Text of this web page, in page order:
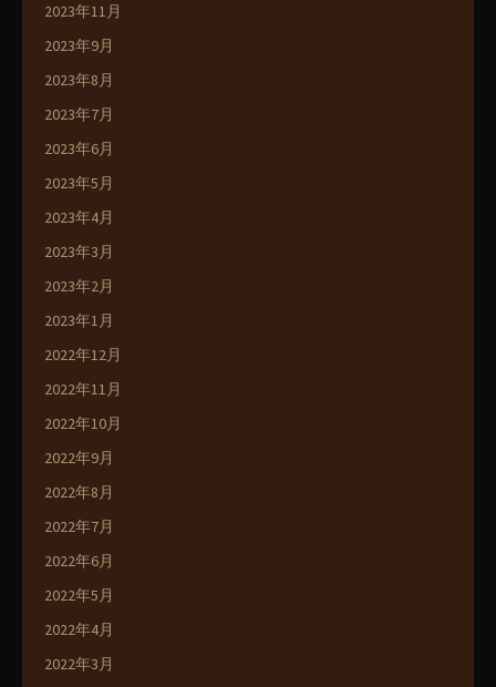
2023年11月
2023年9月
2023年8月
2023年7月
2023年6月
2023年5月
2023年4月
2023年3月
2023年2月
2023年1月
2022年12月
2022年11月
2022年10月
2022年9月
2022年8月
2022年7月
2022年6月
2022年5月
2022年4月
2022年3月